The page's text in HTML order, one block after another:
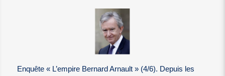
Enquête « L’empire Bernard Arnault » (4/6). Depuis les